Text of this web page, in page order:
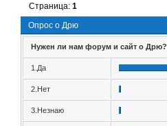
Опрос о Дрю
Страница:1
Нужен ли нам форум и сайт о Дрю?
1.Да
2.Нет
3.Незнаю